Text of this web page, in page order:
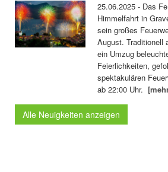
25.06.2025 - Das
Himmelfahrt in
sein großes
August. Traditionell
ein Umzug
Feierlichkeiten,
spektakulären
ab 22:00 Uhr.
Alle Neuigkeiten anzeigen